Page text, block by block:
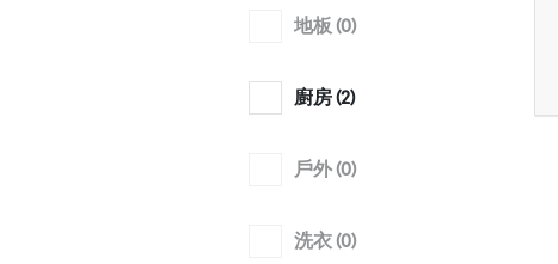
地板 (0)
廚房 (2)
戶外 (0)
洗衣 (0)